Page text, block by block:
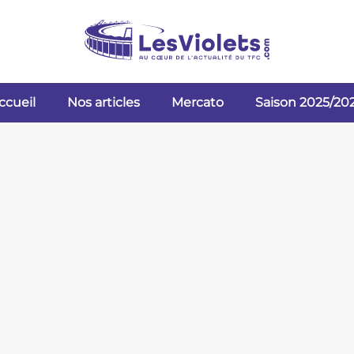
Nos articles Mercato Saison 2025/